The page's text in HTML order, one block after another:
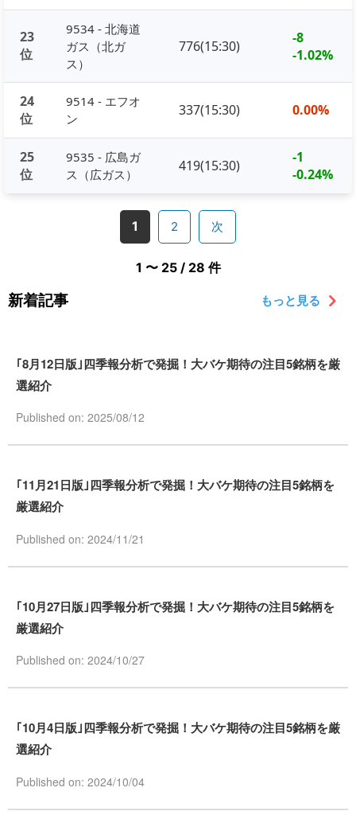
23
位
9534 - 北海道
ガス（北ガ
ス）
776(15:30)
-8
-1.02%
24
位
9514 - エフオ
ン
337(15:30) 0.00%
25
位
9535 - 広島ガ
ス（広ガス）
419(15:30)
-1
-0.24%
1 2 次
1 〜 25 / 28 件
新着記事 もっと見る
｢8月12日版｣四季報分析で発掘！大バケ期待の注目5銘柄を厳
選紹介
Published on: 2025/08/12
｢11月21日版｣四季報分析で発掘！大バケ期待の注目5銘柄を
厳選紹介
Published on: 2024/11/21
｢10月27日版｣四季報分析で発掘！大バケ期待の注目5銘柄を
厳選紹介
Published on: 2024/10/27
｢10月4日版｣四季報分析で発掘！大バケ期待の注目5銘柄を厳
選紹介
Published on: 2024/10/04